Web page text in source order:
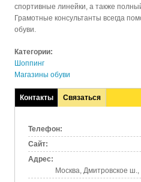
спортивные линейки, а также
Грамотные консультанты всегда
обуви.
Категории:
Шоппинг
Магазины обуви
Контакты
(активная
Связаться
Телефон:
Сайт:
Адрес:
Москва, Дмитровское